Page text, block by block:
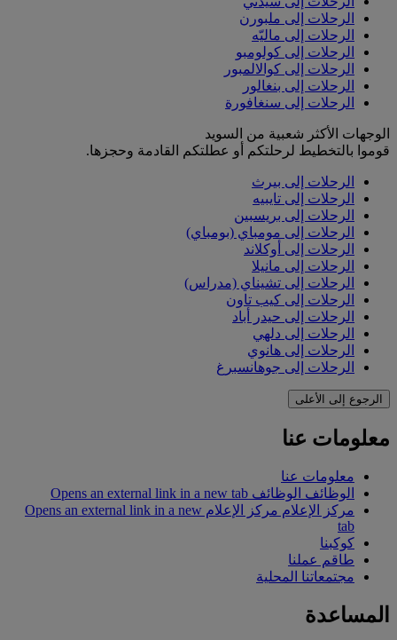
الرحلات إلى ملبورن
الرحلات إلى ماليّه
الرحلات إلى كولومبو
الرحلات إلى كوالالمبور
الرحلات إلى بنغالور
الرحلات إلى سنغافورة
الوجهات الأكثر شعبية من السويد
قوموا بالتخطيط لرحلتكم أو عطلتكم القادمة وحجزها.
الرحلات إلى بيرث
الرحلات إلى تايبيه
الرحلات إلى بريسبين
الرحلات إلى مومباي (بومباي)
الرحلات إلى أوكلاند
الرحلات إلى مانيلا
الرحلات إلى تشيناي (مدراس)
الرحلات إلى كيب تاون
الرحلات إلى حيدر أباد
الرحلات إلى دلهي
الرحلات إلى هانوي
الرحلات إلى جوهانسبرغ
الرجوع إلى الأعلى
معلومات عنا
معلومات عنا
الوظائف الوظائف Opens an external link in a new tab
مركز الإعلام
مركز الإعلام Opens an external link in a new
tab
كوكبنا
طاقم عملنا
مجتمعاتنا المحلية
المساعدة